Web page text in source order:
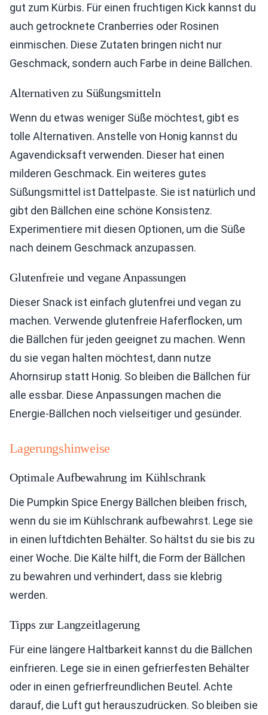
gut zum Kürbis. Für einen fruchtigen Kick kannst du
auch getrocknete Cranberries oder Rosinen
einmischen. Diese Zutaten bringen nicht nur
Geschmack, sondern auch Farbe in deine Bällchen.
Alternativen zu Süßungsmitteln
Wenn du etwas weniger Süße möchtest, gibt es
tolle Alternativen. Anstelle von Honig kannst du
Agavendicksaft verwenden. Dieser hat einen
milderen Geschmack. Ein weiteres gutes
Süßungsmittel ist Dattelpaste. Sie ist natürlich und
gibt den Bällchen eine schöne Konsistenz.
Experimentiere mit diesen Optionen, um die Süße
nach deinem Geschmack anzupassen.
Glutenfreie und vegane Anpassungen
Dieser Snack ist einfach glutenfrei und vegan zu
machen. Verwende glutenfreie Haferflocken, um
die Bällchen für jeden geeignet zu machen. Wenn
du sie vegan halten möchtest, dann nutze
Ahornsirup statt Honig. So bleiben die Bällchen für
alle essbar. Diese Anpassungen machen die
Energie-Bällchen noch vielseitiger und gesünder.
Lagerungshinweise
Optimale Aufbewahrung im Kühlschrank
Die Pumpkin Spice Energy Bällchen bleiben frisch,
wenn du sie im Kühlschrank aufbewahrst. Lege sie
in einen luftdichten Behälter. So hältst du sie bis zu
einer Woche. Die Kälte hilft, die Form der Bällchen
zu bewahren und verhindert, dass sie klebrig
werden.
Tipps zur Langzeitlagerung
Für eine längere Haltbarkeit kannst du die Bällchen
einfrieren. Lege sie in einen gefrierfesten Behälter
oder in einen gefrierfreundlichen Beutel. Achte
darauf, die Luft gut herauszudrücken. So bleiben sie